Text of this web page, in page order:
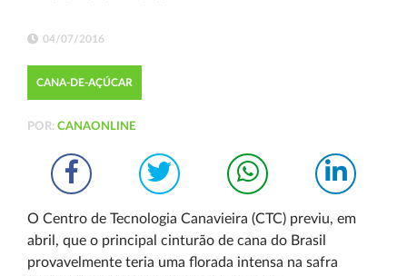
04/07/2016
CANA-DE-AÇÚCAR
POR: CANAONLINE
O Centro de Tecnologia Canavieira (CTC) previu, em
abril, que o principal cinturão de cana do Brasil
provavelmente teria uma florada intensa na safra